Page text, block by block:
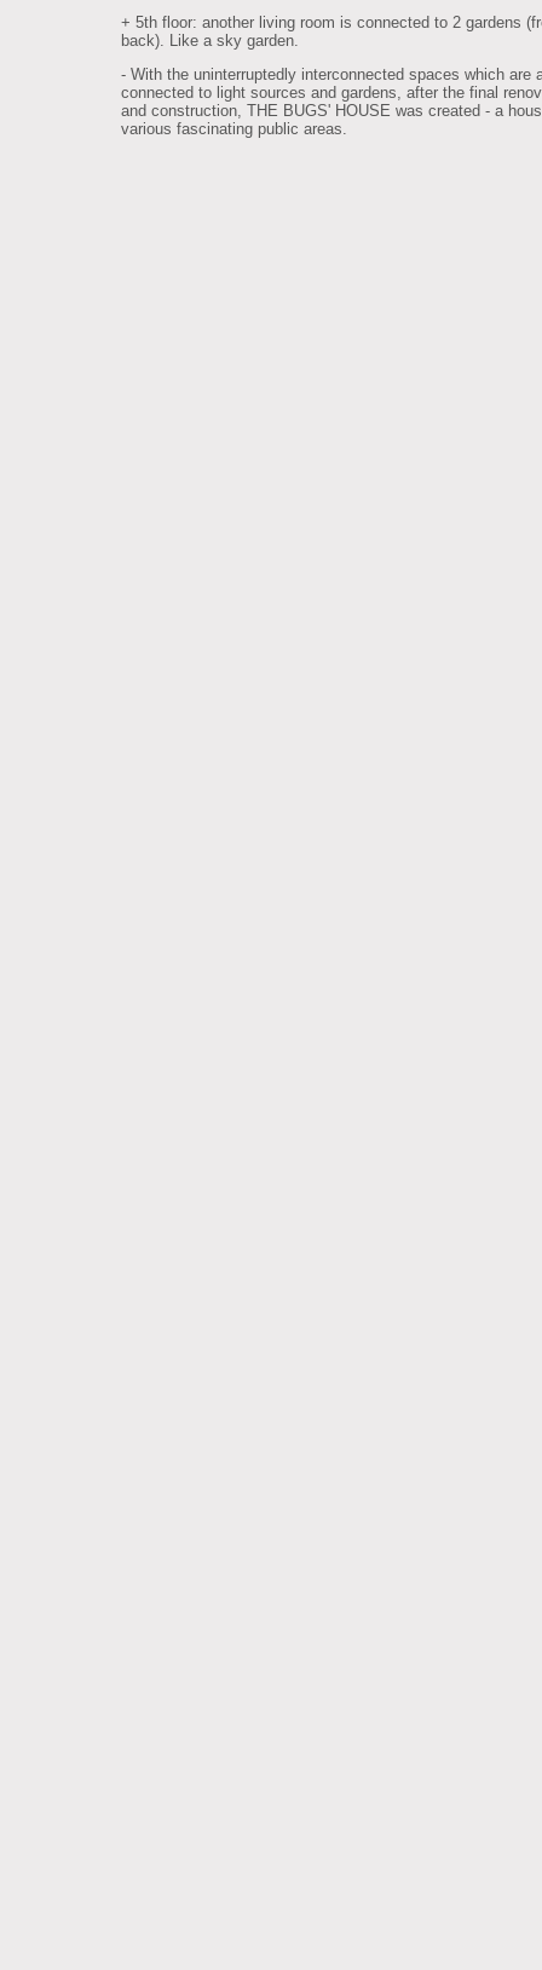
+ 5th floor: another living room is connected to 2 gardens
back). Like a sky garden.
- With the uninterruptedly interconnected spaces which are
connected to light sources and gardens, after the final
and construction, THE BUGS' HOUSE was created - a
various fascinating public areas.